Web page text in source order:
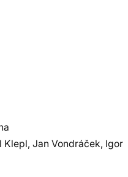
Klepl, Jan Vondráček, Igor